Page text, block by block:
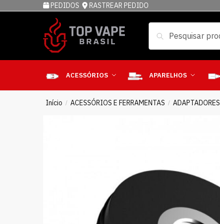
PEDIDOS RASTREAR PEDIDO
ACESSÓRIOS APARELHOS
Início / ACESSÓRIOS E FERRAMENTAS / ADAPTADORES